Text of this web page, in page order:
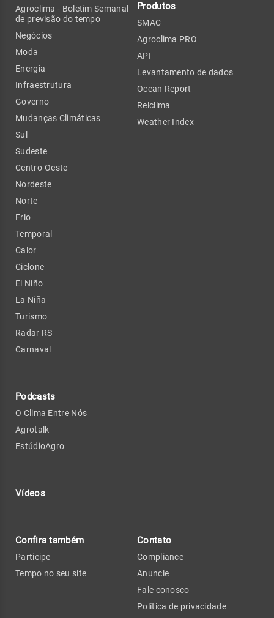
Agroclima - Boletim Semanal
de previsão do tempo
Negócios
Moda
Energia
Infraestrutura
Governo
Mudanças Climáticas
Sul
Sudeste
Centro-Oeste
Nordeste
Norte
Frio
Temporal
Calor
Ciclone
El Niño
La Niña
Turismo
Radar RS
Carnaval
Podcasts
O Clima Entre Nós
Agrotalk
EstúdioAgro
Vídeos
Produtos
SMAC
Agroclima PRO
API
Levantamento de dados
Ocean Report
Relclima
Weather Index
Confira também
Participe
Tempo no seu site
Contato
Compliance
Anuncie
Fale conosco
Política de privacidade